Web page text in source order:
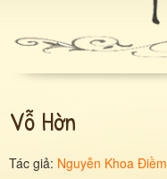
Vỗ Hờn
Tác giả: Nguyễn Khoa Điềm